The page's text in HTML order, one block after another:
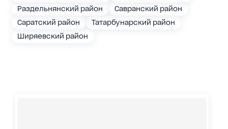
Раздельнянский район
Савранский район
Саратский район
Татарбунарский район
Ширяевский район